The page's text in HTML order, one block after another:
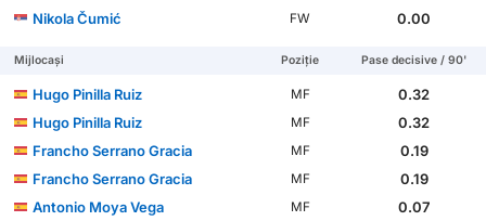
Nikola Čumić
FW 0.00
Mijlocași Poziție Pase decisive / 90'
Hugo Pinilla Ruiz MF
0.32
Hugo Pinilla Ruiz
MF
0.32
Francho Serrano Gracia
MF
0.19
Francho Serrano Gracia
MF
0.19
Antonio Moya Vega
MF
0.07